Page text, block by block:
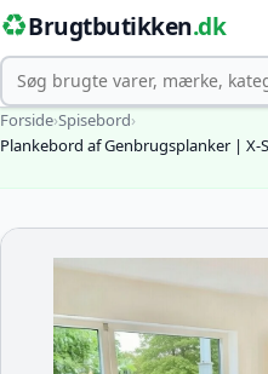
♻️Brugtbutikken.dk
Søg
Forside›Spisebord›
Plankebord af Genbrugsplanker |